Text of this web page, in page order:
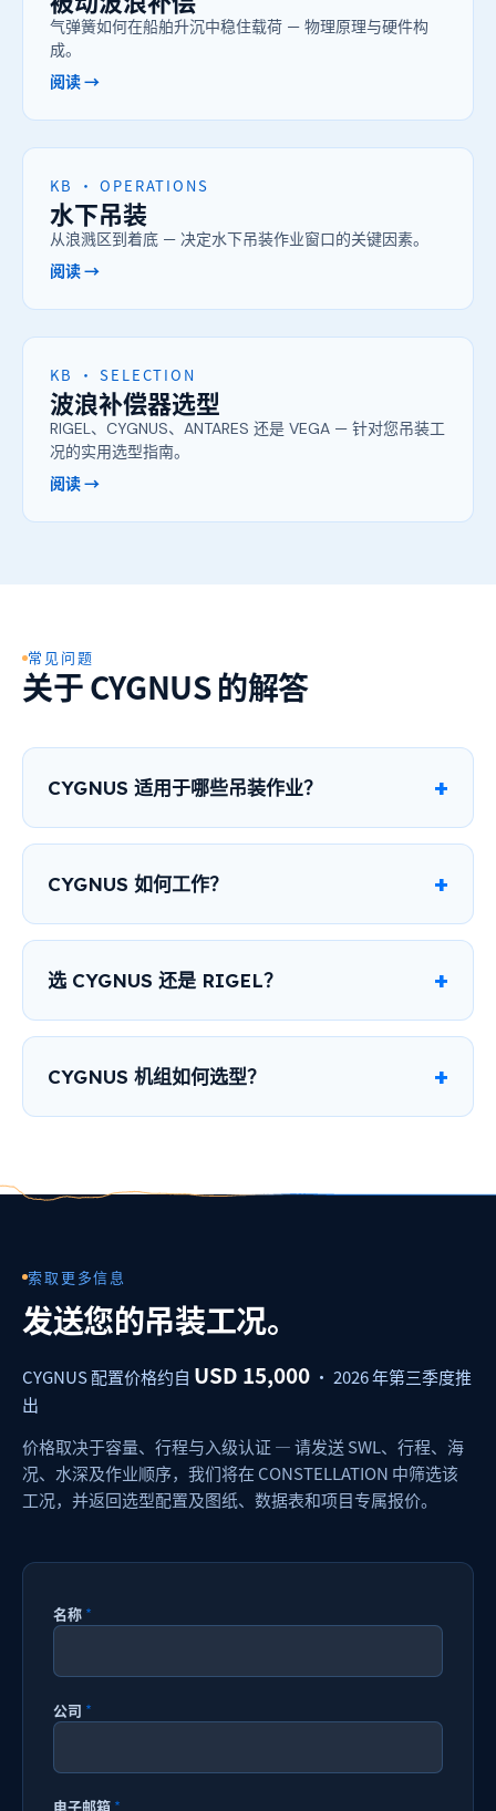
气弹簧如何在船舶升沉中稳住载荷 — 物理原理与硬件构
成。
阅读 →
KB · OPERATIONS
水下吊装
从浪溅区到着底 — 决定水下吊装作业窗口的关键因素。
阅读 →
KB · SELECTION
波浪补偿器选型
RIGEL、CYGNUS、ANTARES 还是 VEGA — 针对您吊装工
况的实用选型指南。
阅读 →
常见问题
关于 CYGNUS 的解答
CYGNUS 适用于哪些吊装作业？
CYGNUS 如何工作？
选 CYGNUS 还是 RIGEL？
CYGNUS 机组如何选型？
索取更多信息
发送您的吊装工况。
CYGNUS 配置价格约自 USD 15,000 · 2026 年第三季度推
出
价格取决于容量、行程与入级认证 — 请发送 SWL、行程、海
况、水深及作业顺序，我们将在 CONSTELLATION 中筛选该
工况，并返回选型配置及图纸、数据表和项目专属报价。
名称 *
公司 *
电子邮箱 *